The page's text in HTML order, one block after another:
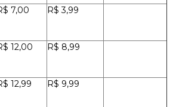
7,00 R$ 3,99
12,00 R$ 8,99
12,99 R$ 9,99